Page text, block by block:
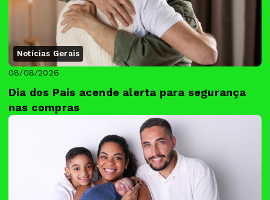
Notícias Gerais
08/08/2026
Dia dos Pais acende alerta para segurança
nas compras